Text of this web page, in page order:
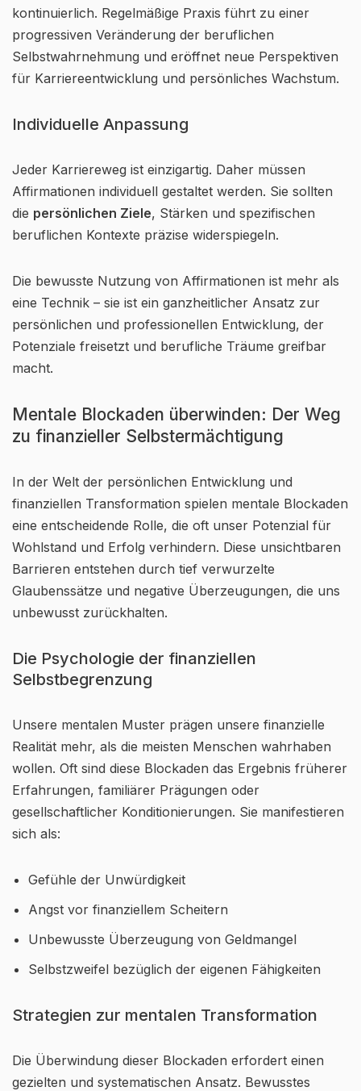
kontinuierlich. Regelmäßige Praxis führt zu einer
progressiven Veränderung der beruflichen
Selbstwahrnehmung und eröffnet neue Perspektiven
für Karriereentwicklung und persönliches Wachstum.
Individuelle Anpassung
Jeder Karriereweg ist einzigartig. Daher müssen
Affirmationen individuell gestaltet werden. Sie sollten
die persönlichen Ziele, Stärken und spezifischen
beruflichen Kontexte präzise widerspiegeln.
Die bewusste Nutzung von Affirmationen ist mehr als
eine Technik – sie ist ein ganzheitlicher Ansatz zur
persönlichen und professionellen Entwicklung, der
Potenziale freisetzt und berufliche Träume greifbar
macht.
Mentale Blockaden überwinden: Der Weg
zu finanzieller Selbstermächtigung
In der Welt der persönlichen Entwicklung und
finanziellen Transformation spielen mentale Blockaden
eine entscheidende Rolle, die oft unser Potenzial für
Wohlstand und Erfolg verhindern. Diese unsichtbaren
Barrieren entstehen durch tief verwurzelte
Glaubenssätze und negative Überzeugungen, die uns
unbewusst zurückhalten.
Die Psychologie der finanziellen
Selbstbegrenzung
Unsere mentalen Muster prägen unsere finanzielle
Realität mehr, als die meisten Menschen wahrhaben
wollen. Oft sind diese Blockaden das Ergebnis früherer
Erfahrungen, familiärer Prägungen oder
gesellschaftlicher Konditionierungen. Sie manifestieren
sich als:
Gefühle der Unwürdigkeit
Angst vor finanziellem Scheitern
Unbewusste Überzeugung von Geldmangel
Selbstzweifel bezüglich der eigenen Fähigkeiten
Strategien zur mentalen Transformation
Die Überwindung dieser Blockaden erfordert einen
gezielten und systematischen Ansatz. Bewusstes